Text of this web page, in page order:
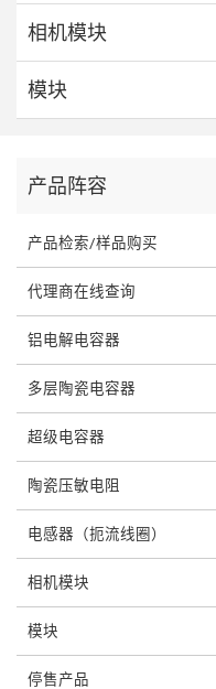
相机模块
模块
产品阵容
产品检索/样品购买
代理商在线查询
铝电解电容器
多层陶瓷电容器
超级电容器
陶瓷压敏电阻
电感器（扼流线圈）
相机模块
模块
停售产品